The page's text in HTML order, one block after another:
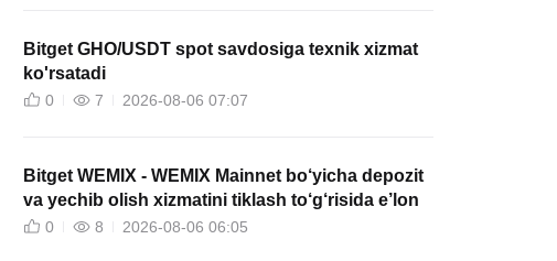
Bitget GHO/USDT spot savdosiga texnik xizmat
ko'rsatadi
0 7 2026-08-06 07:07
Bitget WEMIX - WEMIX Mainnet bo‘yicha depozit
va yechib olish xizmatini tiklash to‘g‘risida e’lon
0 8 2026-08-06 06:05